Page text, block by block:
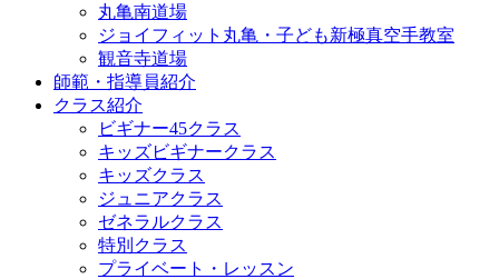
丸亀南道場
ジョイフィット丸亀・子ども新極真空手教室
観音寺道場
師範・指導員紹介
クラス紹介
ビギナー45クラス
キッズビギナークラス
キッズクラス
ジュニアクラス
ゼネラルクラス
特別クラス
プライベート・レッスン